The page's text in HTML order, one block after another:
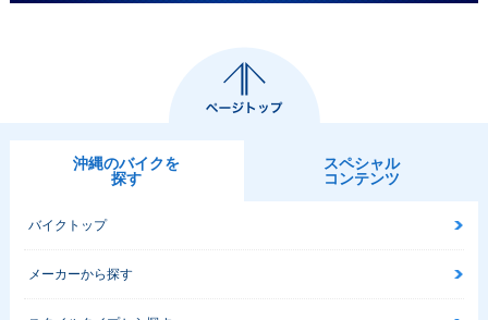
沖縄のバイクを
探す
スペシャル
コンテンツ
バイクトップ
メーカーから探す